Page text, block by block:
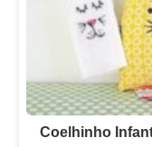
Coelhinho